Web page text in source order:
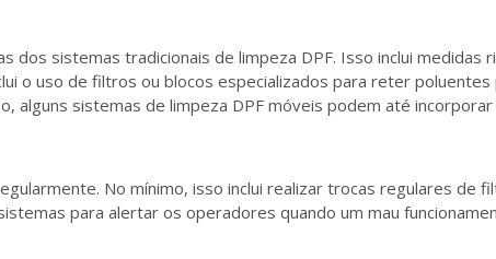
sistemas tradicionais de limpeza DPF. Isso inclui medidas
o uso de filtros ou blocos especializados para reter
sistemas de limpeza DPF móveis podem até
No mínimo, isso inclui realizar trocas regulares de
para alertar os operadores quando um mau